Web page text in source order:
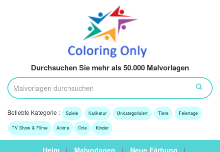
Durchsuchen Sie mehr als 50.000 Malvorlagen
Beliebte Kategorie : Spiele Karikatur Unkategorisiert Tiere Feiertage
TV Show & Filme Anime Orte Kinder